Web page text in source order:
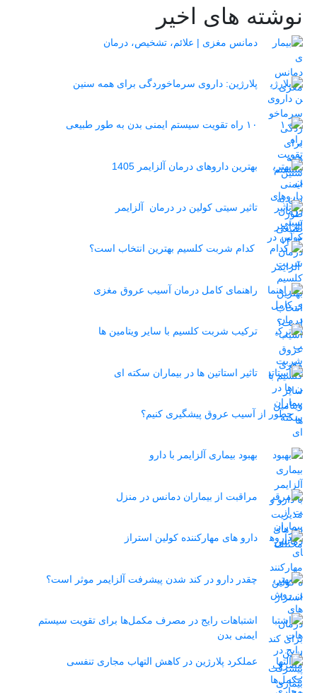
نوشته های اخیر
دمانس مغزی | علائم، تشخیص، درمان
پلارژین: داروی سرماخوردگی برای همه سنین
۱۰ راه تقویت سیستم ایمنی بدن به طور طبیعی
بهترین داروهای درمان آلزایمر 1405
تاثیر سیتی کولین در درمان آلزایمر
کدام شربت کلسیم بهترین انتخاب است؟
راهنمای کامل درمان آسیب عروق مغزی
ترکیب شربت کلسیم با سایر ویتامین ها
تاثیر استاتین‌ ها در بیماران سکته ای
چطور از آسیب عروق پیشگیری کنیم؟
بهبود بیماری آلزایمر با دارو
مراقبت از بیماران دمانس در منزل
دارو های مهارکننده کولین استراز
چقدر دارو در کند شدن پیشرفت آلزایمر موثر است؟
اشتباهات رایج در مصرف مکمل‌ها برای تقویت سیستم
ایمنی بدن
عملکرد پلارژین در کاهش التهاب مجاری تنفسی